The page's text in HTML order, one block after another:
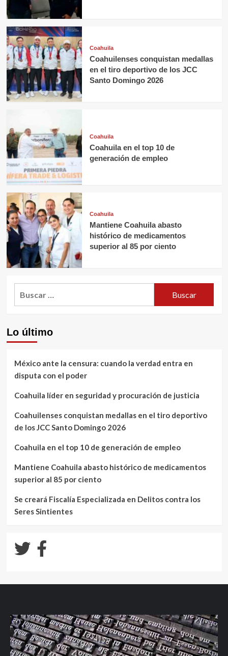
Coahuila
Coahuilenses conquistan medallas
en el tiro deportivo de los JCC
Santo Domingo 2026
Coahuila
Coahuila en el top 10 de
generación de empleo
Coahuila
Mantiene Coahuila abasto
histórico de medicamentos
superior al 85 por ciento
Lo último
México ante la censura: cuando la verdad entra en
disputa con el poder
Coahuila líder en seguridad y procuración de justicia
Coahuilenses conquistan medallas en el tiro deportivo
de los JCC Santo Domingo 2026
Coahuila en el top 10 de generación de empleo
Mantiene Coahuila abasto histórico de medicamentos
superior al 85 por ciento
Se creará Fiscalía Especializada en Delitos contra los
Seres Sintientes